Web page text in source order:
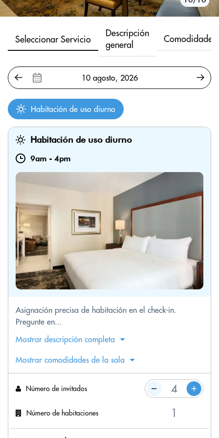
Seleccionar Servicio
Descripción
general
Comodidades
Habitación de uso diurno
Habitación de uso diurno
9am - 4pm
Asignación precisa de habitación en el check-in.
Pregunte en...
Mostrar descripción completa
Mostrar comodidades de la sala
Número de invitados
Número de habitaciones